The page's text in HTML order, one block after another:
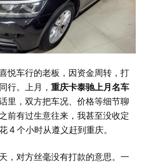
悦车行的老板，因资金周转，打
行。上月，重庆卡泰驰上月名车
里，双方把车况、价格等细节聊
前有过生意往来，我甚至没收定
4 个小时从遵义赶到重庆。
，对方丝毫没有打款的意思。一